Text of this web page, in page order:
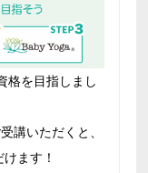
格を目指しまし
講いただくと、
ます！